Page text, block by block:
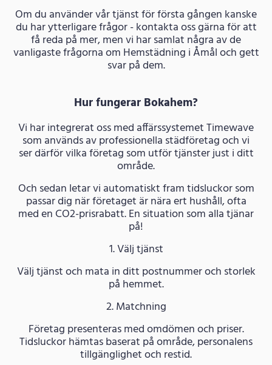
Om du använder vår tjänst för första gången kanske
du har ytterligare frågor - kontakta oss gärna för att
få reda på mer, men vi har samlat några av de
vanligaste frågorna om Hemstädning i Åmål och gett
svar på dem.
Hur fungerar Bokahem?
Vi har integrerat oss med affärssystemet Timewave
som används av professionella städföretag och vi
ser därför vilka företag som utför tjänster just i ditt
område.
Och sedan letar vi automatiskt fram tidsluckor som
passar dig när företaget är nära ert hushåll, ofta
med en CO2-prisrabatt. En situation som alla tjänar
på!
1. Välj tjänst
Välj tjänst och mata in ditt postnummer och storlek
på hemmet.
2. Matchning
Företag presenteras med omdömen och priser.
Tidsluckor hämtas baserat på område, personalens
tillgänglighet och restid.